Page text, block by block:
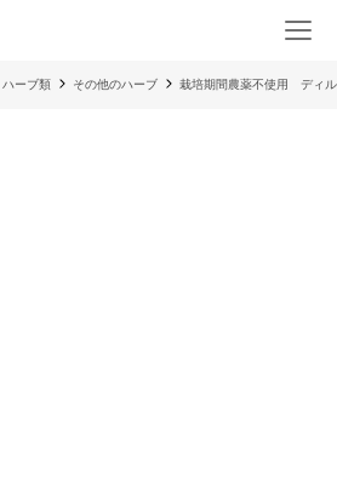
ハーブ類 その他のハーブ 栽培期間農薬不使用 デ